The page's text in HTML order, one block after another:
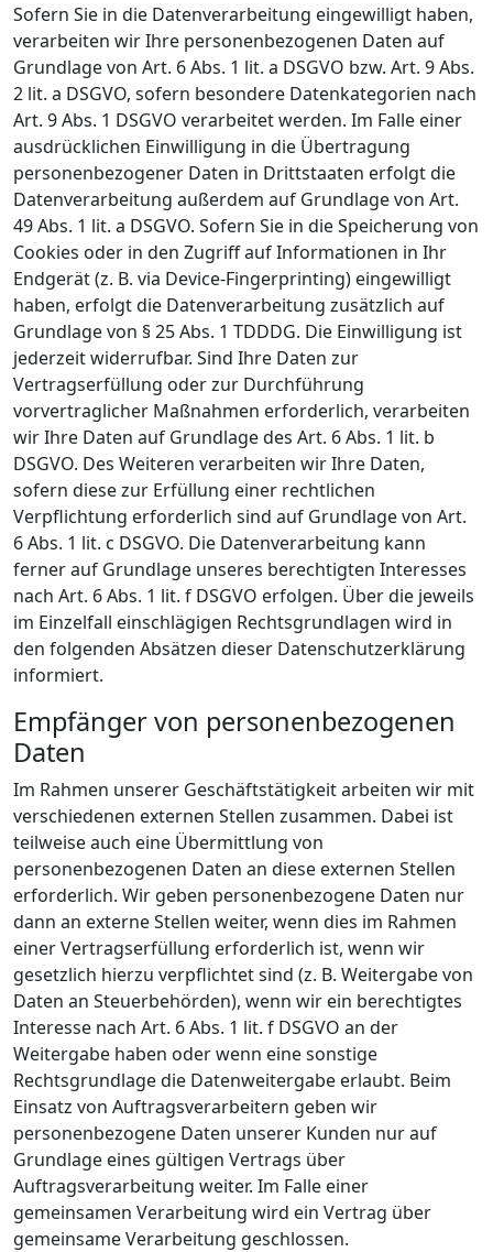
Sofern Sie in die Datenverarbeitung eingewilligt haben,
verarbeiten wir Ihre personenbezogenen Daten auf
Grundlage von Art. 6 Abs. 1 lit. a DSGVO bzw. Art. 9 Abs.
2 lit. a DSGVO, sofern besondere Datenkategorien nach
Art. 9 Abs. 1 DSGVO verarbeitet werden. Im Falle einer
ausdrücklichen Einwilligung in die Übertragung
personenbezogener Daten in Drittstaaten erfolgt die
Datenverarbeitung außerdem auf Grundlage von Art.
49 Abs. 1 lit. a DSGVO. Sofern Sie in die Speicherung von
Cookies oder in den Zugriff auf Informationen in Ihr
Endgerät (z. B. via Device-Fingerprinting) eingewilligt
haben, erfolgt die Datenverarbeitung zusätzlich auf
Grundlage von § 25 Abs. 1 TDDDG. Die Einwilligung ist
jederzeit widerrufbar. Sind Ihre Daten zur
Vertragserfüllung oder zur Durchführung
vorvertraglicher Maßnahmen erforderlich, verarbeiten
wir Ihre Daten auf Grundlage des Art. 6 Abs. 1 lit. b
DSGVO. Des Weiteren verarbeiten wir Ihre Daten,
sofern diese zur Erfüllung einer rechtlichen
Verpflichtung erforderlich sind auf Grundlage von Art.
6 Abs. 1 lit. c DSGVO. Die Datenverarbeitung kann
ferner auf Grundlage unseres berechtigten Interesses
nach Art. 6 Abs. 1 lit. f DSGVO erfolgen. Über die jeweils
im Einzelfall einschlägigen Rechtsgrundlagen wird in
den folgenden Absätzen dieser Datenschutzerklärung
informiert.
Empfänger von personenbezogenen
Daten
Im Rahmen unserer Geschäftstätigkeit arbeiten wir mit
verschiedenen externen Stellen zusammen. Dabei ist
teilweise auch eine Übermittlung von
personenbezogenen Daten an diese externen Stellen
erforderlich. Wir geben personenbezogene Daten nur
dann an externe Stellen weiter, wenn dies im Rahmen
einer Vertragserfüllung erforderlich ist, wenn wir
gesetzlich hierzu verpflichtet sind (z. B. Weitergabe von
Daten an Steuerbehörden), wenn wir ein berechtigtes
Interesse nach Art. 6 Abs. 1 lit. f DSGVO an der
Weitergabe haben oder wenn eine sonstige
Rechtsgrundlage die Datenweitergabe erlaubt. Beim
Einsatz von Auftragsverarbeitern geben wir
personenbezogene Daten unserer Kunden nur auf
Grundlage eines gültigen Vertrags über
Auftragsverarbeitung weiter. Im Falle einer
gemeinsamen Verarbeitung wird ein Vertrag über
gemeinsame Verarbeitung geschlossen.